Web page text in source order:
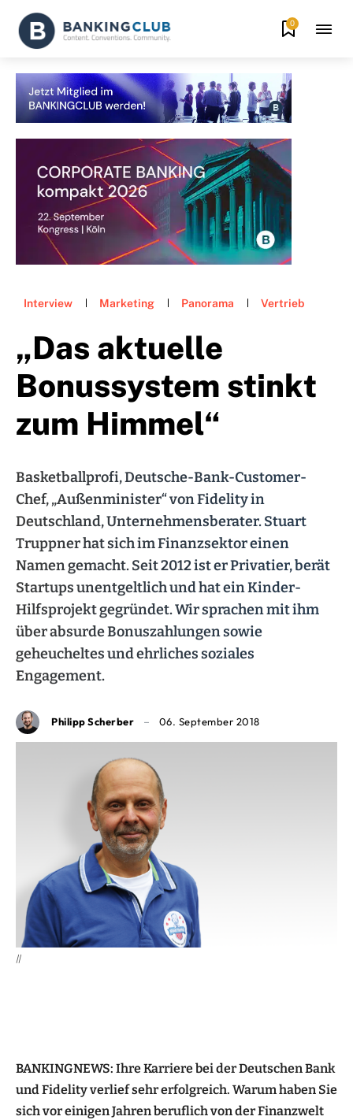
0
Interview Marketing Panorama Vertrieb
„Das aktuelle
Bonussystem stinkt
zum Himmel“
Basketballprofi, Deutsche-Bank-Customer-
Chef, „Außenminister“ von Fidelity in
Deutschland, Unternehmensberater. Stuart
Truppner hat sich im Finanzsektor einen
Namen gemacht. Seit 2012 ist er Privatier, berät
Startups unentgeltlich und hat ein Kinder-
Hilfsprojekt gegründet. Wir sprachen mit ihm
über absurde Bonuszahlungen sowie
geheucheltes und ehrliches soziales
Engagement.
Philipp Scherber 06. September 2018
||
BANKINGNEWS: Ihre Karriere bei der Deutschen Bank
und Fidelity verlief sehr erfolgreich. Warum haben Sie
sich vor einigen Jahren beruflich von der Finanzwelt